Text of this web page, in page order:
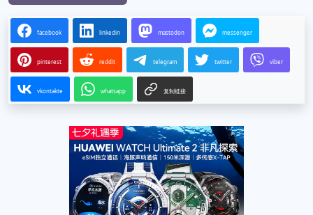
facebook linkedin mastodon messenger
pinterest reddit telegram twitter viber
vkontakte whatsapp 复制链接